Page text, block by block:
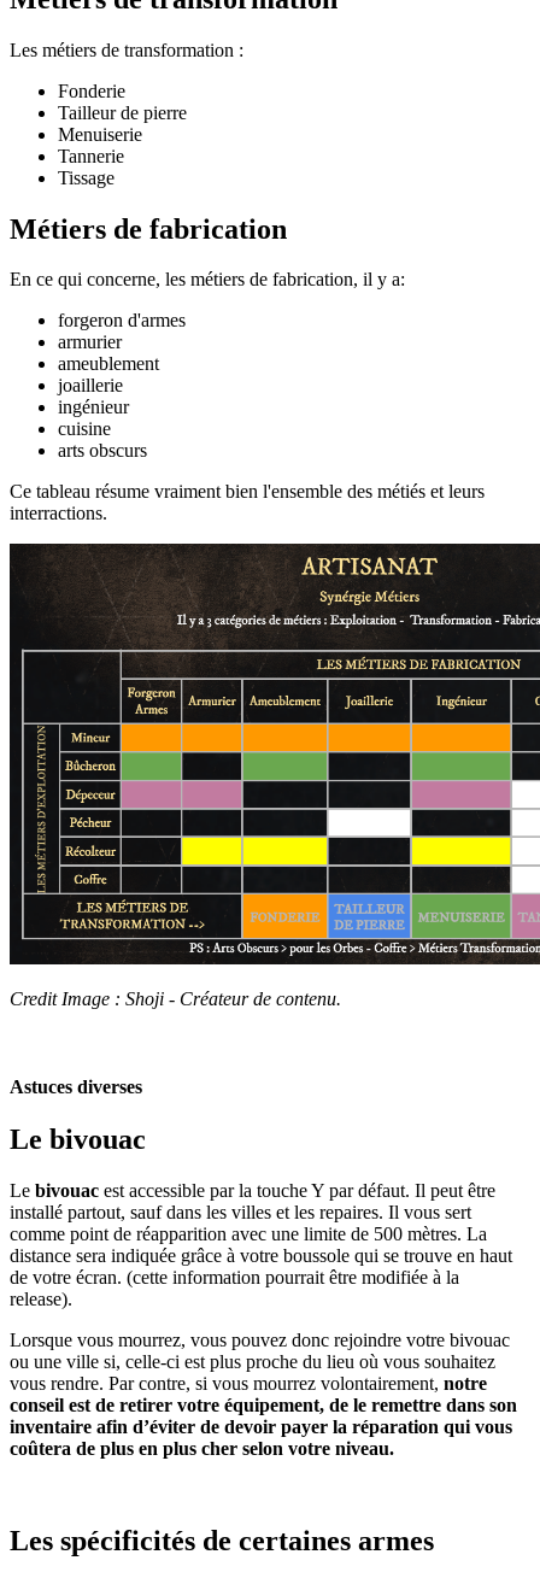
Les métiers de transformation :
Fonderie
Tailleur de pierre
Menuiserie
Tannerie
Tissage
Métiers de fabrication
En ce qui concerne, les métiers de fabrication, il y a:
forgeron d'armes
armurier
ameublement
joaillerie
ingénieur
cuisine
arts obscurs
Ce tableau résume vraiment bien l'ensemble des métiés et leurs
interractions.
Credit Image : Shoji - Créateur de contenu.
Astuces diverses
Le bivouac
Le bivouac est accessible par la touche Y par défaut. Il peut être
installé partout, sauf dans les villes et les repaires. Il vous sert
comme point de réapparition avec une limite de 500 mètres. La
distance sera indiquée grâce à votre boussole qui se trouve en haut
de votre écran. (cette information pourrait être modifiée à la
release).
Lorsque vous mourrez, vous pouvez donc rejoindre votre bivouac
ou une ville si, celle-ci est plus proche du lieu où vous souhaitez
vous rendre. Par contre, si vous mourrez volontairement, notre
conseil est de retirer votre équipement, de le remettre dans son
inventaire afin d’éviter de devoir payer la réparation qui vous
coûtera de plus en plus cher selon votre niveau.
Les spécificités de certaines armes